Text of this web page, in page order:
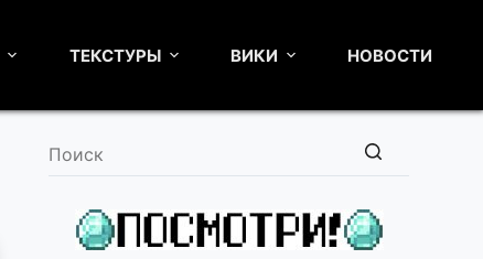
ТЕКСТУРЫ ВИКИ НОВОСТИ
найдено